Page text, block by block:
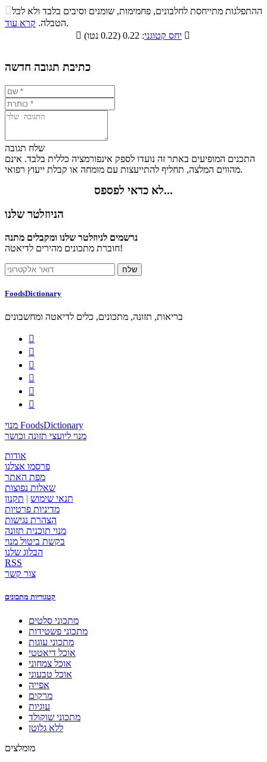
התפלגות ערך תזונתי במתכון
סיבים
תזונתיים
שומנים חלבונים
22.1% 58.9%
ההתפלגות מתייחסת לחלבונים, פחמימות, שומנים וסיבים בלבד ולא לכל
הטבלה. קרא עוד
.

יחס קטוגני 
כתיבת תגובה חדשה
שלח תגובה
התכנים המופיעים באתר זה נועדו לספק אינפורמציה כללית בלבד. אינם
מהווים המלצה, תחליף להתייעצות עם מומחה או קבלת ייעוץ רפואי.
לא כדאי לפספס...
הניוזלטר שלנו
נרשמים לניוזלטר שלנו ומקבלים מתנה
חוברת מתכונים מהירים לדיאטה!
FoodsDictionary
בריאות, תזונה, מתכונים, כלים לדיאטה ומחשבונים






מנוי FoodsDictionary
מנוי ליועצי תזונה וכושר
אודות
פרסמו אצלנו
מפת האתר
שאלות נפוצות
תנאי שימוש | תקנון
מדיניות פרטיות
הצהרת נגישות
מנוי תוכנית תזונה
בקשת ביטול מנוי
הבלוג שלנו
RSS
צור קשר
קטגוריות מתכונים
מתכוני סלטים
מתכוני פשטידות
מתכוני עוגות
אוכל דיאטטי
אוכל צמחוני
אוכל טבעוני
אפייה
מרקים
עוגיות
מתכוני שוקולד
ללא גלוטן
מומלצים